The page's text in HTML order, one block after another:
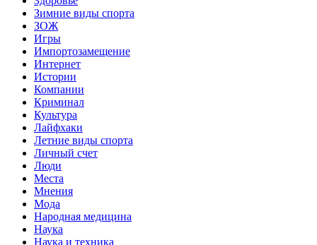
Зимние виды спорта
ЗОЖ
Игры
Импортозамещение
Интернет
Истории
Компании
Криминал
Культура
Лайфхаки
Летние виды спорта
Личный счет
Люди
Места
Мнения
Мода
Народная медицина
Наука
Наука и техника